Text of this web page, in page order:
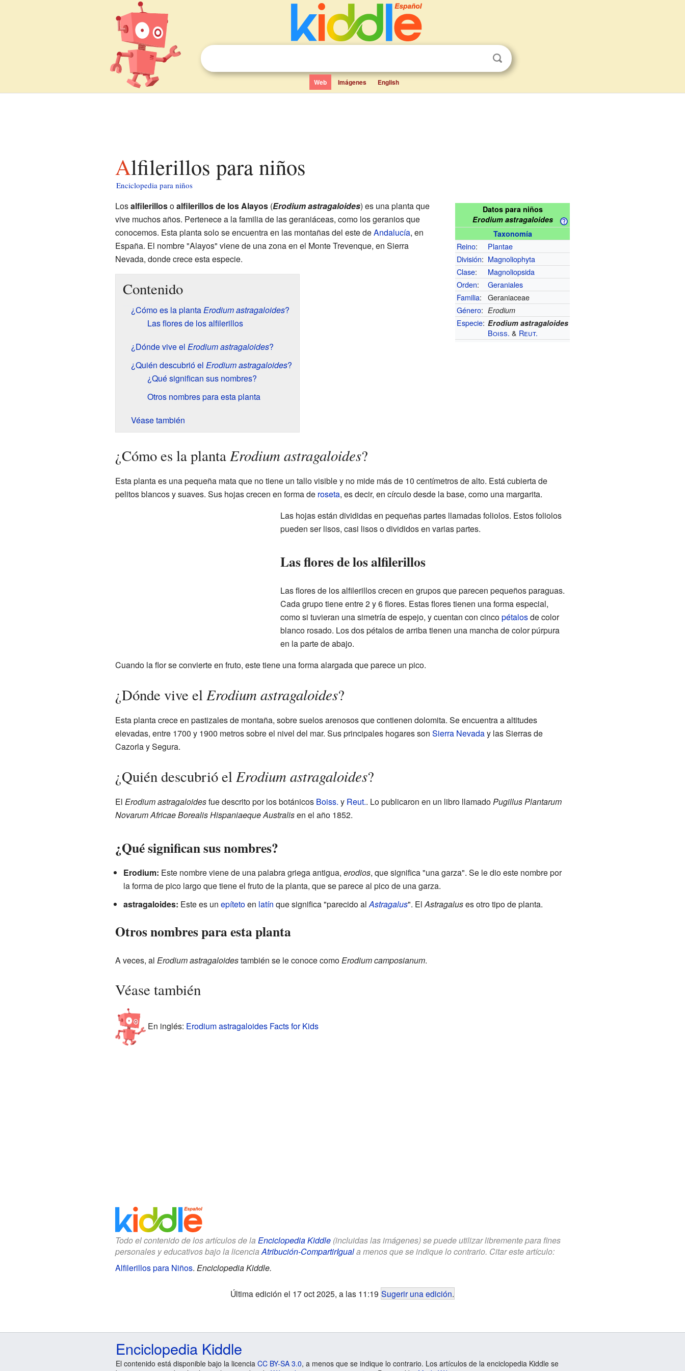
Web Imágenes English
Alfilerillos para niños
Enciclopedia para niños
Datos para niños
Erodium astragaloides
Taxonomía
Reino:
Plantae
División: Magnoliophyta
Clase:
Magnoliopsida
Orden:
Geraniales
Familia:
Geraniaceae
Género: Erodium
Especie: Erodium astragaloides
Boiss. & Reut.
Losalfilerillosoalfilerillos de los Alayos(Erodium astragaloides) es una planta que
vive muchos años. Pertenece a la familia de las geraniáceas, como los geranios que
conocemos. Esta planta solo se encuentra en las montañas del este deAndalucía, en
España. El nombre "Alayos" viene de una zona en el Monte Trevenque, en Sierra
Nevada, donde crece esta especie.
Contenido
¿Cómo es la plantaErodium astragaloides?
Las flores de los alfilerillos
¿Dónde vive el Erodium astragaloides?
¿Quién descubrió el Erodium astragaloides?
¿Qué significan sus nombres?
Otros nombres para esta planta
Véase también
¿Cómo es la plantaErodium astragaloides?
Esta planta es una pequeña mata que no tiene un tallo visible y no mide más de 10 centímetros de alto. Está cubierta de
pelitos blancos y suaves. Sus hojas crecen en forma de roseta, es decir, en círculo desde la base, como una margarita.
Las hojas están divididas en pequeñas partes llamadas foliolos. Estos foliolos
pueden ser lisos, casi lisos o divididos en varias partes.
Las flores de los alfilerillos
Las flores de los alfilerillos crecen en grupos que parecen pequeños paraguas.
Cada grupo tiene entre 2 y 6 flores. Estas flores tienen una forma especial,
como si tuvieran una simetría de espejo, y cuentan con cincopétalosde color
blanco rosado. Los dos pétalos de arriba tienen una mancha de color púrpura
en la parte de abajo.
Cuando la flor se convierte en fruto, este tiene una forma alargada que parece un pico.
¿Dónde vive elErodium astragaloides?
Esta planta crece en pastizales de montaña, sobre suelos arenosos que contienen dolomita. Se encuentra a altitudes
elevadas, entre 1700 y 1900 metros sobre el nivel del mar. Sus principales hogares son Sierra Nevaday las Sierras de
Cazorla y Segura.
¿Quién descubrió elErodium astragaloides?
El Erodium astragaloidesfue descrito por los botánicos Boiss. y Reut.. Lo publicaron en un libro llamadoPugillus Plantarum
Novarum Africae Borealis Hispaniaeque Australisen el año 1852.
¿Qué significan sus nombres?
Erodium: Este nombre viene de una palabra griega antigua, erodios, que significa "una garza". Se le dio este nombre por
la forma de pico largo que tiene el fruto de la planta, que se parece al pico de una garza.
astragaloides: Este es un epítetoen latín que significa "parecido alAstragalus". ElAstragaluses otro tipo de planta.
Otros nombres para esta planta
A veces, al Erodium astragaloidestambién se le conoce comoErodium camposianum.
Véase también
En inglés: Erodium astragaloides Facts for Kids
Todo el contenido de los artículos de la Enciclopedia Kiddle(incluidas las imágenes) se puede utilizar libremente para fines
personales y educativos bajo la licenciaAtribución-CompartirIguala menos que se indique lo contrario. Citar este artículo:
Alfilerillos para Niños. Enciclopedia Kiddle.
Última edición el 17 oct 2025, a las 11:19 Sugerir una edición.
Enciclopedia Kiddle
El contenido está disponible bajo la licencia CC BY-SA 3.0, a menos que se indique lo contrario. Los artículos de la enciclopedia Kiddle se